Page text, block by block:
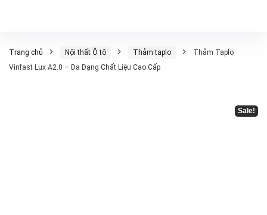
Trang chủ Nội thất Ô tô Thảm taplo
Thảm Taplo
Vinfast Lux A2.0 – Đa Dạng Chất Liệu Cao Cấp
Sale!